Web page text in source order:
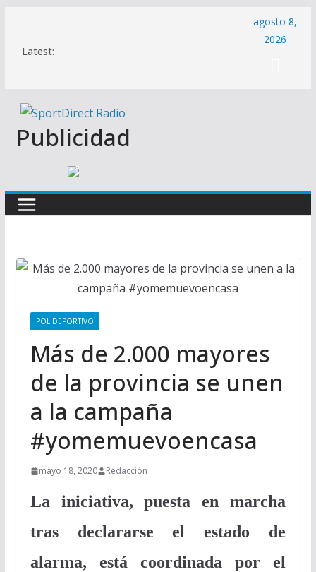
contenido
Latest:
agosto 8,
2026
Publicidad
POLIDEPORTIVO
Más de 2.000 mayores
de la provincia se unen
a la campaña
#yomemuevoencasa
mayo 18, 2020 Redacción
La iniciativa, puesta en marcha
tras declararse el estado de
alarma, está coordinada por el